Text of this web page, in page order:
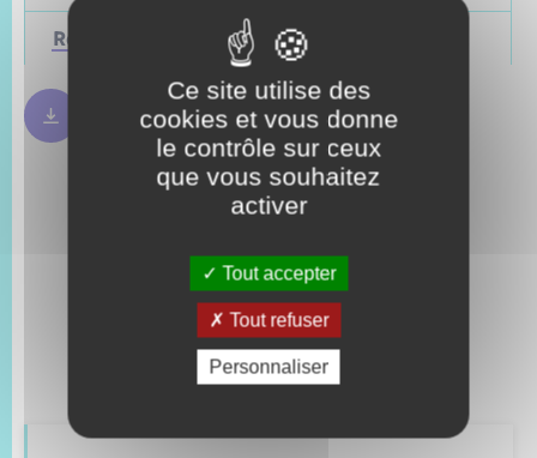
Régionales Mars 2028
Règles bulletin de vote 250.09 Ko
Ce site utilise des
cookies et vous donne
le contrôle sur ceux
que vous souhaitez
activer
Tout accepter
Tout refuser
Personnaliser